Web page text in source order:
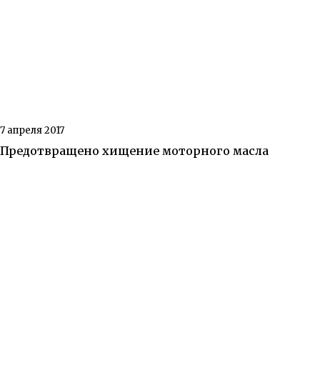
7 апреля 2017
Предотвращено хищение моторного масла